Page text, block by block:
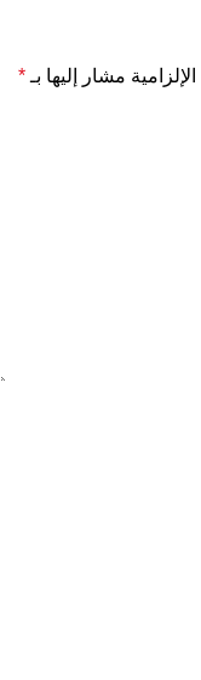
مشار إليها بـ *